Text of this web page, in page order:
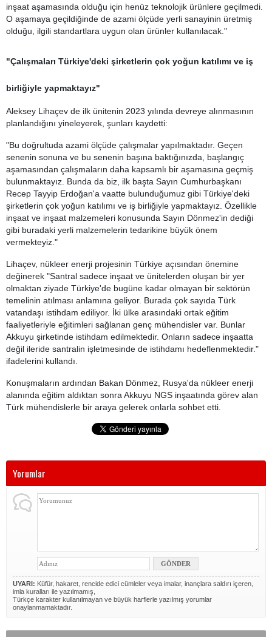
inşaat aşamasında olduğu için henüz teknolojik ürünlere geçilmedi.
O aşamaya geçildiğinde de azami ölçüde yerli sanayinin üretmiş
olduğu, ilgili standartlara uygun olan ürünler kullanılacak."
"Çalışmaları Türkiye'deki şirketlerin çok yoğun katılımı ve iş
birliğiyle yapmaktayız"
Aleksey Lihaçev de ilk ünitenin 2023 yılında devreye alınmasının
planlandığını yineleyerek, şunları kaydetti:
"Bu doğrultuda azami ölçüde çalışmalar yapılmaktadır. Geçen
senenin sonuna ve bu senenin başına baktığınızda, başlangıç
aşamasından çalışmaların daha kapsamlı bir aşamasına geçmiş
bulunmaktayız. Bunda da biz, ilk başta Sayın Cumhurbaşkanı
Recep Tayyip Erdoğan'a vaatte bulunduğumuz gibi Türkiye'deki
şirketlerin çok yoğun katılımı ve iş birliğiyle yapmaktayız. Özellikle
inşaat ve inşaat malzemeleri konusunda Sayın Dönmez'in dediği
gibi buradaki yerli malzemelerin tedarikine büyük önem
vermekteyiz."
Lihaçev, nükleer enerji projesinin Türkiye açısından önemine
değinerek "Santral sadece inşaat ve ünitelerden oluşan bir yer
olmaktan ziyade Türkiye'de bugüne kadar olmayan bir sektörün
temelinin atılması anlamına geliyor. Burada çok sayıda Türk
vatandaşı istihdam ediliyor. İki ülke arasındaki ortak eğitim
faaliyetleriyle eğitimleri sağlanan genç mühendisler var. Bunlar
Akkuyu şirketinde istihdam edilmektedir. Onların sadece inşaatta
değil ileride santralin işletmesinde de istihdamı hedeflenmektedir."
ifadelerini kullandı.
Konuşmaların ardından Bakan Dönmez, Rusya'da nükleer enerji
alanında eğitim aldıktan sonra Akkuyu NGS inşaatında görev alan
Türk mühendislerle bir araya gelerek onlarla sohbet etti.
Yorumlar
UYARI: Küfür, hakaret, rencide edici cümleler veya imalar, inançlara saldırı içeren,
imla kuralları ile yazılmamış,
Türkçe karakter kullanılmayan ve büyük harflerle yazılmış yorumlar
onaylanmamaktadır.